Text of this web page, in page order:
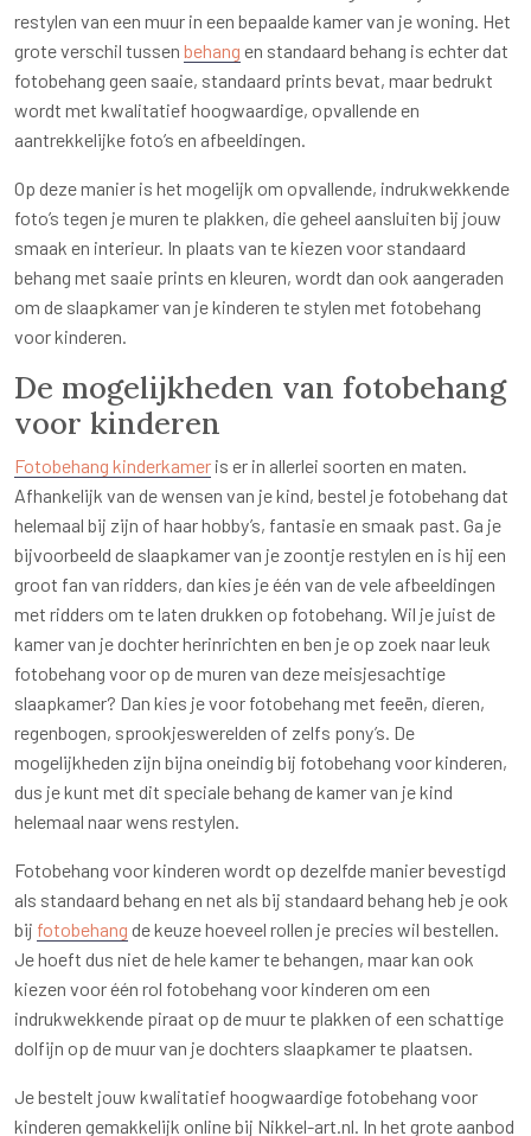
restylen van een muur in een bepaalde kamer van je woning. Het
grote verschil tussen behang en standaard behang is echter dat
fotobehang geen saaie, standaard prints bevat, maar bedrukt
wordt met kwalitatief hoogwaardige, opvallende en
aantrekkelijke foto’s en afbeeldingen.
Op deze manier is het mogelijk om opvallende, indrukwekkende
foto’s tegen je muren te plakken, die geheel aansluiten bij jouw
smaak en interieur. In plaats van te kiezen voor standaard
behang met saaie prints en kleuren, wordt dan ook aangeraden
om de slaapkamer van je kinderen te stylen met fotobehang
voor kinderen.
De mogelijkheden van fotobehang
voor kinderen
Fotobehang kinderkamer is er in allerlei soorten en maten.
Afhankelijk van de wensen van je kind, bestel je fotobehang dat
helemaal bij zijn of haar hobby’s, fantasie en smaak past. Ga je
bijvoorbeeld de slaapkamer van je zoontje restylen en is hij een
groot fan van ridders, dan kies je één van de vele afbeeldingen
met ridders om te laten drukken op fotobehang. Wil je juist de
kamer van je dochter herinrichten en ben je op zoek naar leuk
fotobehang voor op de muren van deze meisjesachtige
slaapkamer? Dan kies je voor fotobehang met feeën, dieren,
regenbogen, sprookjeswerelden of zelfs pony’s. De
mogelijkheden zijn bijna oneindig bij fotobehang voor kinderen,
dus je kunt met dit speciale behang de kamer van je kind
helemaal naar wens restylen.
Fotobehang voor kinderen wordt op dezelfde manier bevestigd
als standaard behang en net als bij standaard behang heb je ook
bij fotobehang de keuze hoeveel rollen je precies wil bestellen.
Je hoeft dus niet de hele kamer te behangen, maar kan ook
kiezen voor één rol fotobehang voor kinderen om een
indrukwekkende piraat op de muur te plakken of een schattige
dolfijn op de muur van je dochters slaapkamer te plaatsen.
Je bestelt jouw kwalitatief hoogwaardige fotobehang voor
kinderen gemakkelijk online bij Nikkel-art.nl. In het grote aanbod